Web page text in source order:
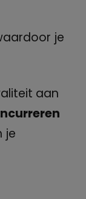
je
aan
je